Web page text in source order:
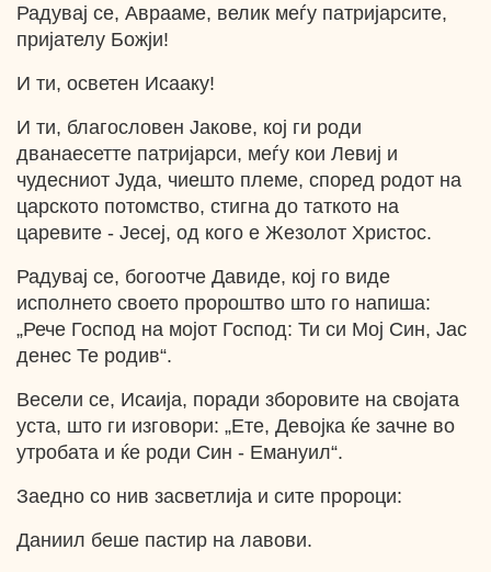
Радувај се, Аврааме, велик меѓу патријарсите,
пријателу Божји!
И ти, осветен Исааку!
И ти, благословен Јакове, кој ги роди
дванаесетте патријарси, меѓу кои Левиј и
чудесниот Јуда, чиешто племе, според родот на
царското потомство, стигна до таткото на
царевите - Јесеј, од кого е Жезолот Христос.
Радувај се, богоотче Давиде, кој го виде
исполнето своето пророштво што го напиша:
„Рече Господ на мојот Господ: Ти си Мој Син, Јас
денес Те родив“.
Весели се, Исаија, поради зборовите на својата
уста, што ги изговори: „Ете, Девојка ќе зачне во
утробата и ќе роди Син - Емануил“.
Заедно со нив засветлија и сите пророци:
Даниил беше пастир на лавови.